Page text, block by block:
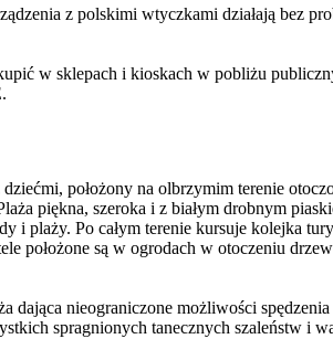
z polskimi wtyczkami działają bez
w sklepach i kioskach w pobliżu
położony na olbrzymim terenie
piękna, szeroka i z białym drobnym
i plaży. Po całym terenie kursuje kolejka
położone są w ogrodach w otoczeniu
dająca nieograniczone możliwości
spragnionych tanecznych szaleństw i